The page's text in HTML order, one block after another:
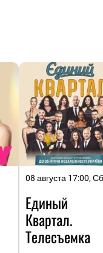
08 августа 17:00, Сб
Единый
Квартал.
Телесъемка